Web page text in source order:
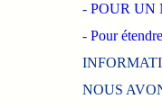
- POUR UN
- Pour
NOUS